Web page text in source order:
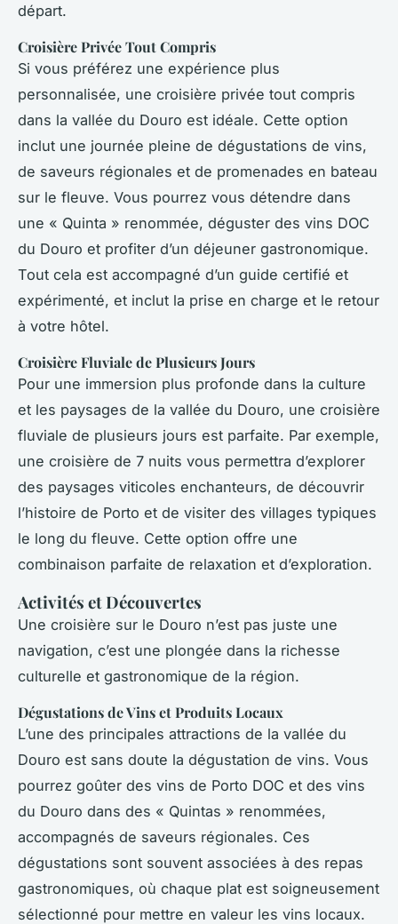
départ.
Croisière Privée Tout Compris
Si vous préférez une expérience plus
personnalisée, une croisière privée tout compris
dans la vallée du Douro est idéale. Cette option
inclut une journée pleine de dégustations de vins,
de saveurs régionales et de promenades en bateau
sur le fleuve. Vous pourrez vous détendre dans
une « Quinta » renommée, déguster des vins DOC
du Douro et profiter d’un déjeuner gastronomique.
Tout cela est accompagné d’un guide certifié et
expérimenté, et inclut la prise en charge et le retour
à votre hôtel.
Croisière Fluviale de Plusieurs Jours
Pour une immersion plus profonde dans la culture
et les paysages de la vallée du Douro, une croisière
fluviale de plusieurs jours est parfaite. Par exemple,
une croisière de 7 nuits vous permettra d’explorer
des paysages viticoles enchanteurs, de découvrir
l’histoire de Porto et de visiter des villages typiques
le long du fleuve. Cette option offre une
combinaison parfaite de relaxation et d’exploration.
Activités et Découvertes
Une croisière sur le Douro n’est pas juste une
navigation, c’est une plongée dans la richesse
culturelle et gastronomique de la région.
Dégustations de Vins et Produits Locaux
L’une des principales attractions de la vallée du
Douro est sans doute la dégustation de vins. Vous
pourrez goûter des vins de Porto DOC et des vins
du Douro dans des « Quintas » renommées,
accompagnés de saveurs régionales. Ces
dégustations sont souvent associées à des repas
gastronomiques, où chaque plat est soigneusement
sélectionné pour mettre en valeur les vins locaux.